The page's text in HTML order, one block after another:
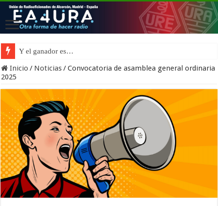
Cierre temporal por vacaciones de verano
Y el ganador es…
Inicio / Noticias/Convocatoria de asamblea general ordinaria
2025